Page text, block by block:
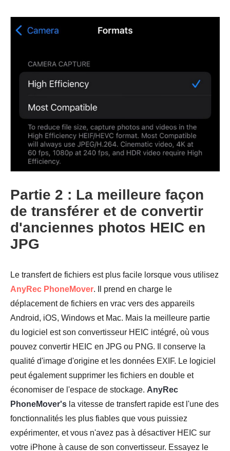
Étape 2.
Partie 2 : La meilleure façon
de transférer et de convertir
d'anciennes photos HEIC en
JPG
Le transfert de fichiers est plus facile lorsque vous utilisez
AnyRec PhoneMover. Il prend en charge le
déplacement de fichiers en vrac vers des appareils
Android, iOS, Windows et Mac. Mais la meilleure partie
du logiciel est son convertisseur HEIC intégré, où vous
pouvez convertir HEIC en JPG ou PNG. Il conserve la
qualité d'image d'origine et les données EXIF. Le logiciel
peut également supprimer les fichiers en double et
économiser de l'espace de stockage. AnyRec
PhoneMover's la vitesse de transfert rapide est l'une des
fonctionnalités les plus fiables que vous puissiez
expérimenter, et vous n'avez pas à désactiver HEIC sur
votre iPhone à cause de son convertisseur. Essayez le